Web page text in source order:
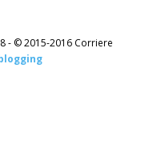
- © 2015-2016 Corriere